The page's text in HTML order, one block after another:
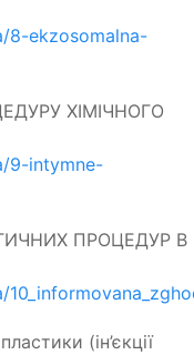
8-ekzosomalna-
ХІМІЧНОГО
9-intymne-
ПРОЦЕДУР В
(ін’єкції